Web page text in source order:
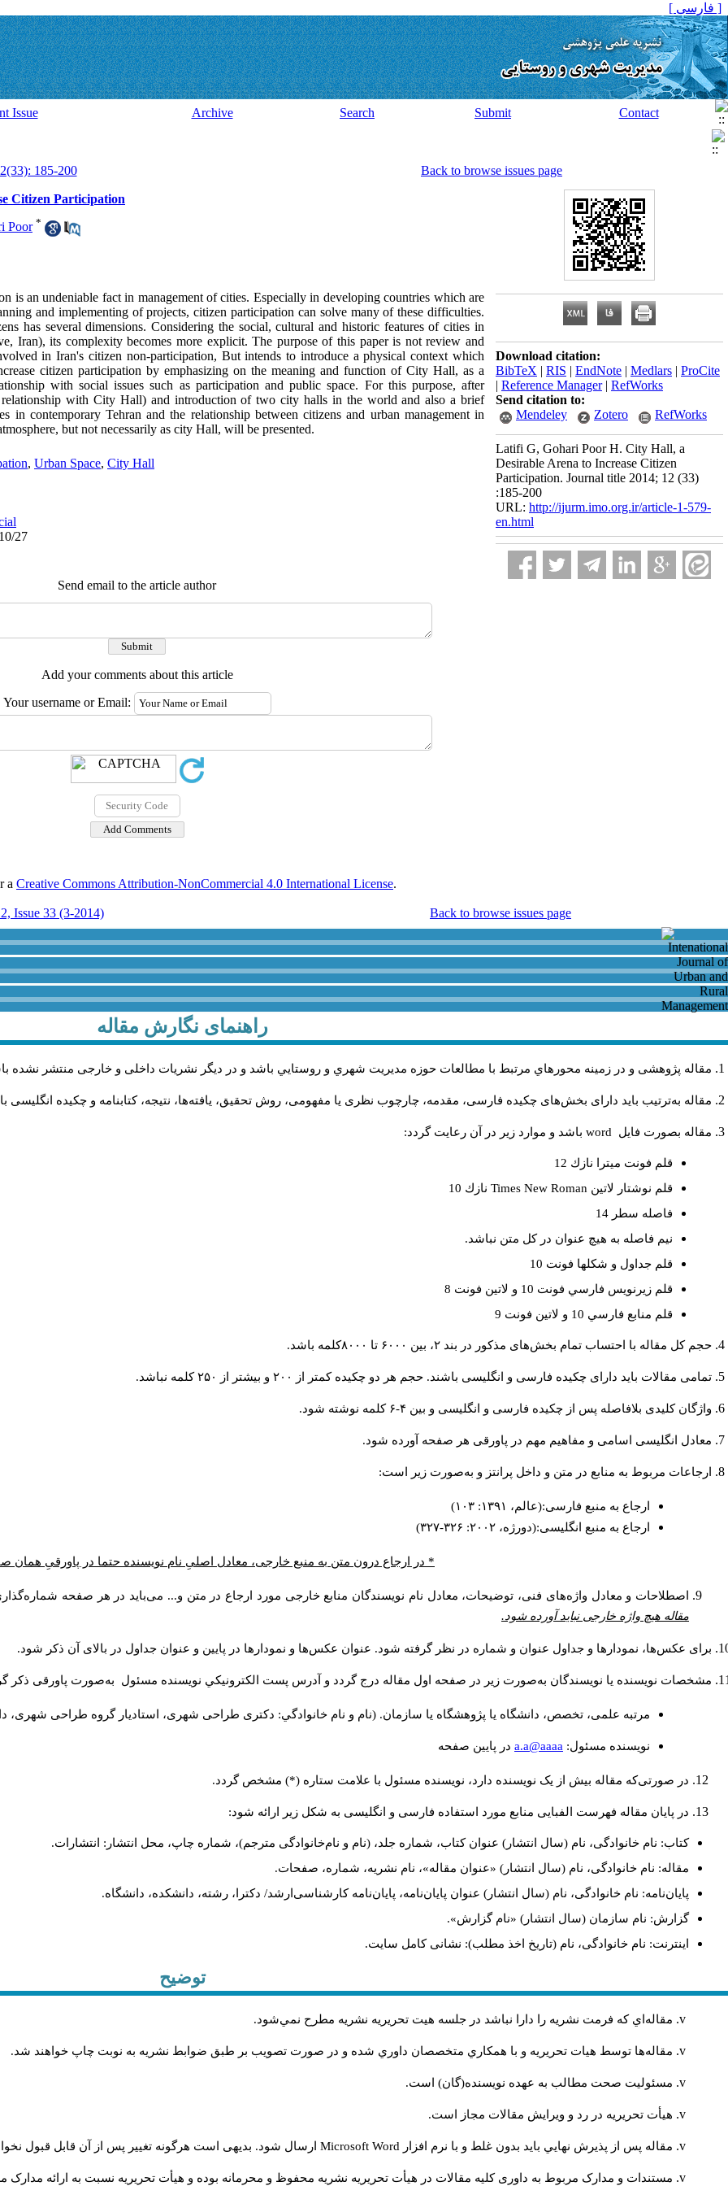
[ فارسی ]
Issue Archive Search Submit Contact
185-200 Back to browse issues page
Citizen Participation
Poor *
is an undeniable fact in management of cities. Especially in developing countries which are
and implementing of projects, citizen participation can solve many of these difficulties.
has several dimensions. Considering the social, cultural and historic features of cities in
Iran), its complexity becomes more explicit. The purpose of this paper is not review and
in Iran's citizen non-participation, But intends to introduce a physical context which
citizen participation by emphasizing on the meaning and function of City Hall, as a
with social issues such as participation and public space. For this purpose, after
with City Hall) and introduction of two city halls in the world and also a brief
in contemporary Tehran and the relationship between citizens and urban management in
but not necessarily as city Hall, will be presented.
, Urban Space, City Hall
27
Send email to the article author
Add your comments about this article
Your username or Email:
Download citation:
BibTeX | RIS | EndNote | Medlars | ProCite
| Reference Manager| RefWorks
Send citation to:
Mendeley
Zotero RefWorks
Latifi G, Gohari Poor H. City Hall, a
Desirable Arena to Increase Citizen
Participation. Journal title 2014; 12 (33)
:185-200
URL: http://ijurm.imo.org.ir/article-1-579-
en.html
a Creative Commons Attribution-NonCommercial 4.0 International License.
Issue 33 (3-2014) Back to browse issues page
راهنمای نگارش مقاله
مقاله پژوهشی و در زمینه محورهاي مرتبط با مطالعات حوزه مديريت شهري و روستايي باشد و در دیگر نشریات داخلی و خارجی منتشر نشده
مقاله به‌ترتیب باید دارای بخش‌های چکیده فارسی، مقدمه، چارچوب نظری یا مفهومی، روش تحقیق، یافته‌ها، نتیجه، کتابنامه و چکیده انگلیسی
مقاله بصورت فايل word باشد و موارد زير در آن رعايت گردد:
قلم فونت ميترا نازك 12
قلم نوشتار لاتين Times New Roman نازك 10
فاصله سطر 14
نيم فاصله به هيچ عنوان در كل متن نباشد.
قلم جداول و شكلها فونت 10
قلم زيرنويس فارسي فونت 10 و لاتين فونت 8
قلم منابع فارسي 10 و لاتين فونت 9
حجم کل مقاله با احتساب تمام بخش‌های مذکور در بند ۲، بین ۶۰۰۰ تا ۸۰۰۰کلمه باشد.
تمامی مقالات باید دارای چکیده فارسی و انگلیسی باشند. حجم هر دو چکیده کمتر از ۲۰۰ و بیشتر از ۲۵۰ کلمه نباشد.
واژگان کلیدی بلافاصله پس از چکیده فارسی و انگلیسی و بین ۴-۶ کلمه نوشته شود.
معادل انگلیسی اسامی و مفاهیم مهم در پاورقی هر صفحه آورده شود.
ارجاعات مربوط به منابع در متن و داخل پرانتز و به‌صورت زیر است:
ارجاع به منبع فارسی:(عالم، ۱۳۹۱: ۱۰۳)
ارجاع به منبع انگلیسی:(دورژه، ۲۰۰۲: ۳۲۶-۳۲۷)
* در ارجاع درون متن به منبع خارجی، معادل اصلیِ نام نویسنده حتما در پاورقیِ همان
اصطلاحات و معادل واژه‌های فنی، توضیحات، معادل نام نویسندگان منابع خارجی مورد ارجاع در متن و... می‌باید در هر صفحه
مقاله هیچ واژه خارجی نباید آورده شود.
برای عکس‌ها، نمودارها و جداول عنوان و شماره در نظر گرفته شود. عنوان عکس‌ها و نمودارها در پایین و عنوان جداول در بالای آن ذکر شود.
مشخصات نویسنده یا نویسندگان به‌صورت زیر در صفحه اول مقاله درج گردد و آدرس پست الكترونيكي نويسنده مسئول به‌صورت پاورقی ذکر
مرتبه علمی، تخصص، دانشگاه یا پژوهشگاه یا سازمان. (نام و نام خانوادگي: دکتری طراحی شهری، استادیار گروه طراحی شهری،
نويسنده مسئول: a.a@aaaa در پايين صفحه
در صورتی‌که مقاله بیش از یک نویسنده دارد، نویسنده مسئول با علامت ستاره (*) مشخص گردد.
در پایان مقاله فهرست الفبایی منابع مورد استفاده فارسی و انگلیسی به شکل زیر ارائه شود:
کتاب: نام خانوادگی، نام (سال انتشار) عنوان کتاب، شماره جلد، (نام و نام‌خانوادگی مترجم)، شماره چاپ، محل انتشار: انتشارات.
مقاله: نام خانوادگی، نام (سال انتشار) «عنوان مقاله»، نام نشریه، شماره، صفحات.
پایان‌نامه: نام خانوادگی، نام (سال انتشار) عنوان پایان‌نامه، پایان‌نامه کارشناسی‌ارشد/ دکترا، رشته، دانشکده، دانشگاه.
گزارش: نام سازمان (سال انتشار) «نام گزارش».
اینترنت: نام خانوادگی، نام (تاریخ اخذ مطلب): نشانی کامل سایت.
توضیح
مقاله‌اي كه فرمت نشريه را دارا نباشد در جلسه هيت تحريريه نشريه مطرح نمي‌شود.
مقاله‌ها توسط هیات تحريريه و با همکاري متخصصان داوري شده و در صورت تصويب بر طبق ضوابط نشريه به نوبت چاپ خواهند شد.
مسئوليت صحت مطالب به عهده نويسنده(گان) است.
هيأت تحريريه در رد و ويرايش مقالات مجاز است.
مقاله پس از پذيرش نهايي باید بدون غلط و با نرم افزار Microsoft Word ارسال شود. بدیهی است هرگونه تغییر پس از آن قابل قبول
مستندات و مدارک مربوط به داوری کلیه مقالات در هیأت تحریریه نشریه محفوظ و محرمانه بوده و هیأت تحریریه نسبت به ارائه مدارک